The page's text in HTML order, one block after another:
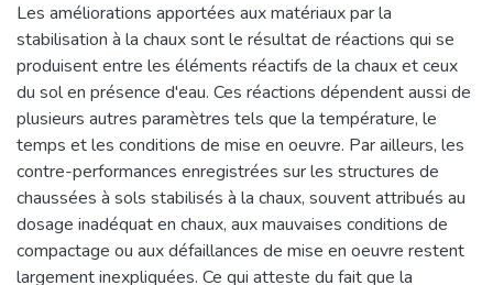
Les améliorations apportées aux matériaux par la
stabilisation à la chaux sont le résultat de réactions qui se
produisent entre les éléments réactifs de la chaux et ceux
du sol en présence d'eau. Ces réactions dépendent aussi de
plusieurs autres paramètres tels que la température, le
temps et les conditions de mise en oeuvre. Par ailleurs, les
contre-performances enregistrées sur les structures de
chaussées à sols stabilisés à la chaux, souvent attribués au
dosage inadéquat en chaux, aux mauvaises conditions de
compactage ou aux défaillances de mise en oeuvre restent
largement inexpliquées. Ce qui atteste du fait que la